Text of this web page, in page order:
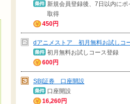
新規会員登録後、7日以内にポ
取得
450円
dアニメストア 初月無料お試しコ
初月無料お試しコース登録
600円
SBI証券 口座開設
口座開設
16,260円